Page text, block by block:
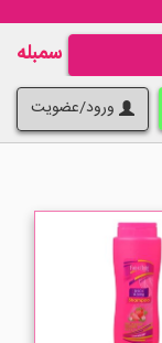
سمبله
ورود/عضویت